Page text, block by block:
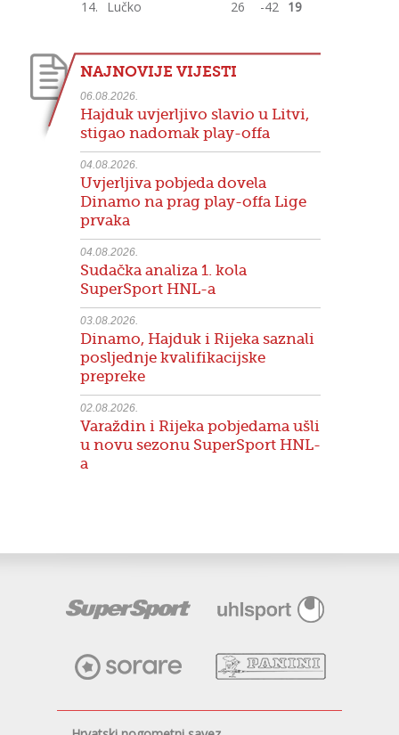
14.
Lučko 26 -42 19
NAJNOVIJE VIJESTI
06.08.2026.
Hajduk uvjerljivo slavio u Litvi,
stigao nadomak play-offa
04.08.2026.
Uvjerljiva pobjeda dovela
Dinamo na prag play-offa Lige
prvaka
04.08.2026.
Sudačka analiza 1. kola
SuperSport HNL-a
03.08.2026.
Dinamo, Hajduk i Rijeka saznali
posljednje kvalifikacijske
prepreke
02.08.2026.
Varaždin i Rijeka pobjedama ušli
u novu sezonu SuperSport HNL-
a